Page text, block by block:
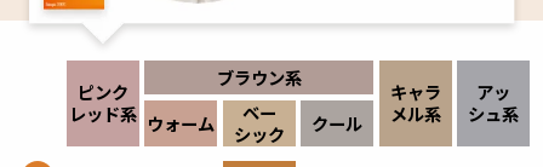
ピンク
レッド系
ブラウン系
ウォーム
ベー
シック
クール
キャラ
メル系
アッ
シュ系